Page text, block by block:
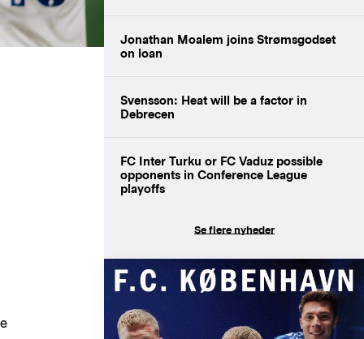
Jonathan Moalem joins Strømsgodset
on loan
Svensson: Heat will be a factor in
Debrecen
FC Inter Turku or FC Vaduz possible
opponents in Conference League
playoffs
Se flere nyheder